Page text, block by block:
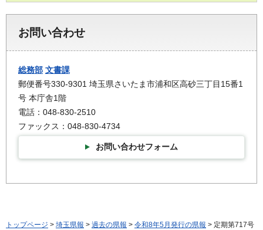
お問い合わせ
総務部 文書課
郵便番号330-9301 埼玉県さいたま市浦和区高砂三丁目15番1
号 本庁舎1階
電話：048-830-2510
ファックス：048-830-4734
お問い合わせフォーム
トップページ > 埼玉県報 > 過去の県報 > 令和8年5月発行の県報 > 定期第717号